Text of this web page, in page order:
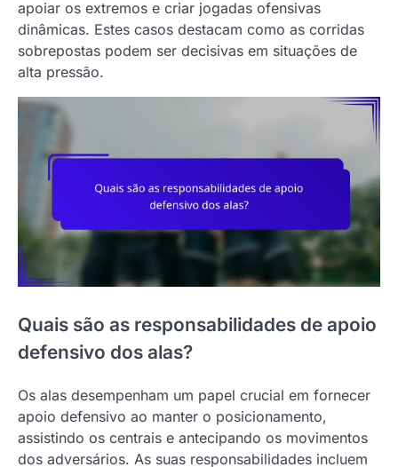
apoiar os extremos e criar jogadas ofensivas
dinâmicas. Estes casos destacam como as corridas
sobrepostas podem ser decisivas em situações de
alta pressão.
Quais são as responsabilidades de apoio
defensivo dos alas?
Os alas desempenham um papel crucial em fornecer
apoio defensivo ao manter o posicionamento,
assistindo os centrais e antecipando os movimentos
dos adversários. As suas responsabilidades incluem